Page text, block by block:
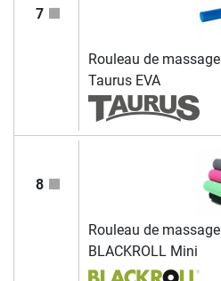
7
Rouleau de massage
Taurus EVA
8
Rouleau de massage
BLACKROLL Mini